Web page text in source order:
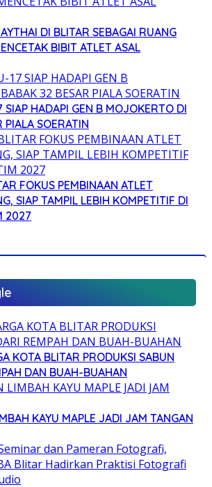
DI BLITAR SEBAGAI RUANG
BIBIT ATLET ASAL
SIAP HADAPI GEN B MOJOKERTO DI
PIALA SOERATIN
FOKUS PEMBINAAN ATLET
SIAP TAMPIL LEBIH KOMPETITIF DI
2027
KOTA BLITAR PRODUKSI SABUN
DAN BUAH-BUAHAN
KAYU MAPLE JADI JAM TANGAN